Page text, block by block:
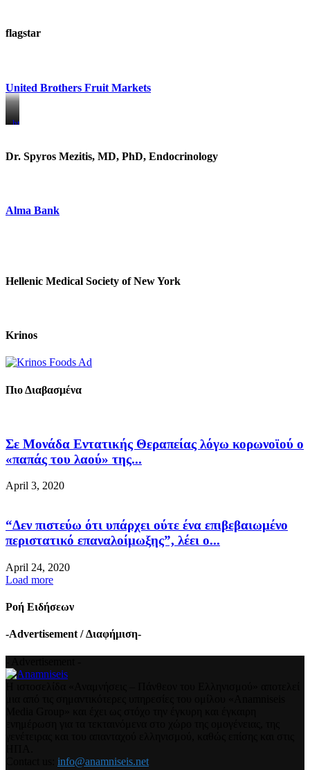
flagstar
United Brothers Fruit Markets
https://www.unitedbrothersfruitmarkets.com/
https://www.unitedbrothersfruitmarkets.com/
Dr. Spyros Mezitis, MD, PhD, Endocrinology
Alma Bank
Hellenic Medical Society of New York
Krinos
Πιο Διαβασμένα
Σε Μονάδα Εντατικής Θεραπείας λόγω κορωνοϊού ο
«παπάς του λαού» της...
April 3, 2020
“Δεν πιστεύω ότι υπάρχει ούτε ένα επιβεβαιωμένο
περιστατικό επαναλοίμωξης”, λέει ο...
April 24, 2020
Load more
Ροή Ειδήσεων
-Advertisement / Διαφήμιση-
info@anamniseis.net